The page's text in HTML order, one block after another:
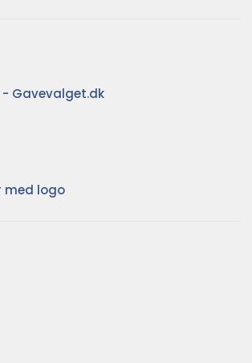
Gavevalget.dk
med logo